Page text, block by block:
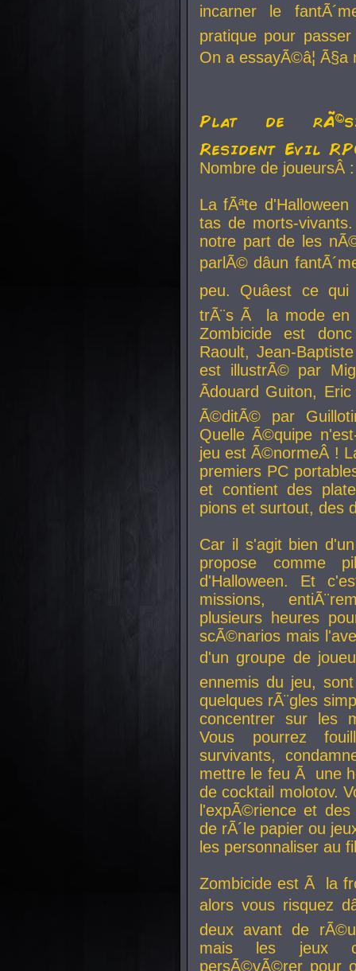
incarner le
pratique pour
On a essayÃ©â¦
Plat de
Resident Evil
Nombre de
La fÃªte
tas de morts-
notre part de les
parlÃ© dâun
peu. Quâest ce
trÃ¨s Ã la mode en
Zombicide est
Raoult, Jean-
est illustrÃ© par
Ãdouard Guiton,
Ã©ditÃ© par
Quelle Ã©quipe
jeu est Ã©normeÂ !
premiers PC
et contient des
pions et surtout, des
Car il s'agit bien
propose comme
d'Halloween. Et
missions,
plusieurs heures
scÃ©narios mais
d'un groupe de
ennemis du jeu,
quelques rÃ¨gles
concentrer sur les
Vous pourrez
survivants,
mettre le feu Ã une
de cocktail molotov.
l'expÃ©rience et
de rÃ´le papier ou
les personnaliser au
Zombicide est Ã la
alors vous risquez
deux avant de
mais les jeux
persÃ©vÃ©rer pour